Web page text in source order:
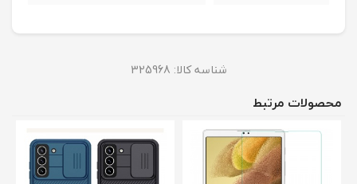
شناسه کالا: 325968
محصولات مرتبط